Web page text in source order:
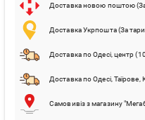
Доставка новою поштою
Доставка Укрпошта (За
Доставка по Одесі, центр
Доставка по Одесі,
Самовивіз з магазину